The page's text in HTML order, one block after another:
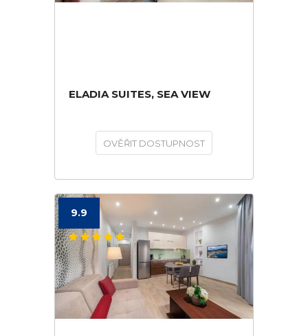
ELADIA SUITES, SEA VIEW
OVĚŘIT DOSTUPNOST
9.9